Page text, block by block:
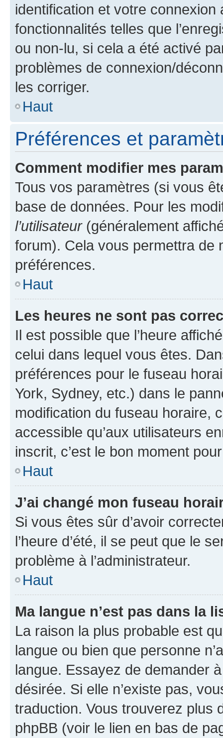
identification et votre
fonctionnalités telles que
ou non-lu, si cela a été activé
problèmes de connexion/
les corriger.
Haut
Préférences et
Comment modifier mes
Tous vos paramètres (si vous
base de données. Pour les
l’utilisateur(généralement
forum). Cela vous permettra de
préférences.
Haut
Les heures ne sont pas
Il est possible que l’heure
celui dans lequel vous êtes.
préférences pour le fuseau
York, Sydney, etc.) dans le
modification du fuseau horaire,
accessible qu’aux utilisateurs
inscrit, c’est le bon moment
Haut
J’ai changé mon fuseau
Si vous êtes sûr d’avoir
l’heure d’été, il se peut que le
problème à l’administrateur.
Haut
Ma langue n’est pas dans la
La raison la plus probable est
langue ou bien que personne
langue. Essayez de demander
désirée. Si elle n’existe pas,
traduction. Vous trouverez plus
phpBB (voir le lien en bas de